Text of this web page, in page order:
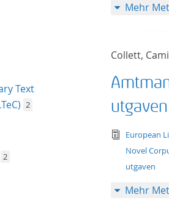
Text
2
2
Mehr
Collett,
utgaven
text/
European
Novel
utgaven
Mehr